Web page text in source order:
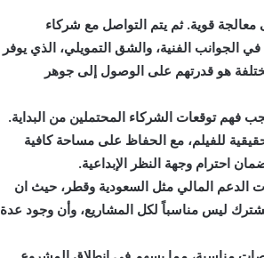
معالجة قوية. ثم يتم التواصل مع شركاء
الفنية، والشق التمويلي، الذي يوفر
هو قدرتهم على الوصول إلى جوهر
فهم توقعات الشركاء المحتملين من البداية.
للفيلم، مع الحفاظ على مساحة كافية
احترام وجهة النظر الإبداعية.
الدعم المالي مثل السعودية وقطر، حيث ان
ليس مناسباً لكل المشاريع، وأن وجود عدة